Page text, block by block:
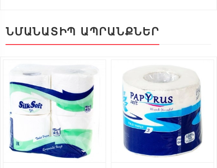
ՆՄԱՆԱՏԻՊ ԱՊՐԱՆՔՆԵՐ